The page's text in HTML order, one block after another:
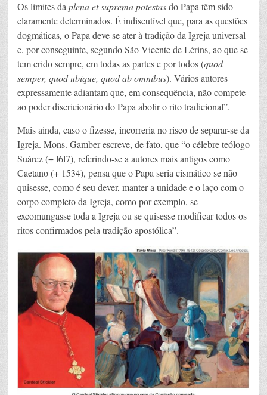
Os limites da plena et suprema potestasdo Papa têm sido
claramente determinados. É indiscutível que, para as questões
dogmáticas, o Papa deve se ater à tradição da Igreja universal
e, por conseguinte, segundo São Vicente de Lérins, ao que se
tem crido sempre, em todas as partes e por todos (quod
semper, quod ubique, quod ab omnibus). Vários autores
expressamente adiantam que, em consequência, não compete
ao poder discricionário do Papa abolir o rito tradicional”.
Mais ainda, caso o fizesse, incorreria no risco de separar-se da
Igreja. Mons. Gamber escreve, de fato, que “o célebre teólogo
Suárez (+ l6l7), referindo-se a autores mais antigos como
Caetano (+ 1534), pensa que o Papa seria cismático se não
quisesse, como é seu dever, manter a unidade e o laço com o
corpo completo da Igreja, como por exemplo, se
excomungasse toda a Igreja ou se quisesse modificar todos os
ritos confirmados pela tradição apostólica”.